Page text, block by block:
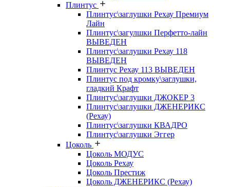
Плинтус
Плинтус\заглушки Рехау Премиум
Лайн
Плинтус\загулшки Перфетто-лайн
ВЫВЕДЕН
Плинтус\заглушки Рехау 118
ВЫВЕДЕН
Плинтус Рехау 113 ВЫВЕДЕН
Плинтус под кромку\заглушки,
гладкий Крафт
Плинтус\заглушки ДЖОКЕР 3
Плинтус\заглушки ДЖЕНЕРИКС
(Рехау)
Плинтус\заглушки КВАДРО
Плинтус\заглушки Эггер
Цоколь
Цоколь МОДУС
Цоколь Рехау
Цоколь Престиж
Цоколь ДЖЕНЕРИКС (Рехау)